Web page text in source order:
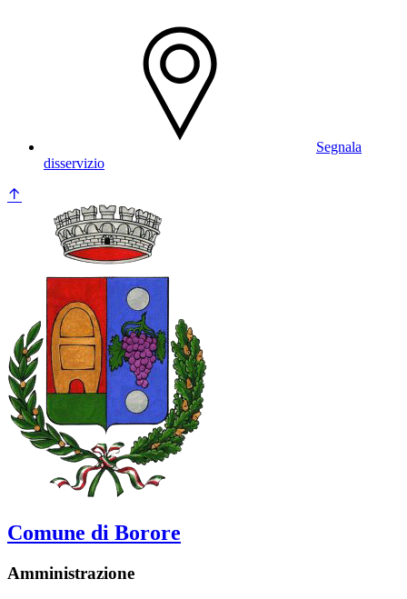
Segnala
disservizio
Comune di Borore
Amministrazione